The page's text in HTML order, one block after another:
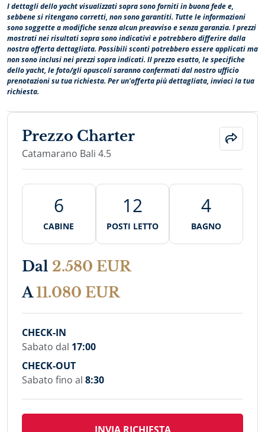
I dettagli dello yacht visualizzati sopra sono forniti in buona fede e,
sebbene si ritengano corretti, non sono garantiti. Tutte le informazioni
sono soggette a modifiche senza alcun preavviso e senza garanzia. I prezzi
mostrati nei risultati sopra sono indicativi e potrebbero differire dalla
nostra offerta dettagliata. Possibili sconti potrebbero essere applicati ma
non sono inclusi nei prezzi sopra indicati. Il prezzo esatto, le specifiche
dello yacht, le foto/gli opuscoli saranno confermati dal nostro ufficio
prenotazioni su tua richiesta. Per un'offerta più dettagliata, inviaci la tua
richiesta.
Prezzo Charter
Catamarano Bali 4.5
6
CABINE
12
POSTI LETTO
4
BAGNO
Dal 2.580 EUR
A 11.080 EUR
CHECK-IN
Sabato dal 17:00
CHECK-OUT
Sabato fino al 8:30